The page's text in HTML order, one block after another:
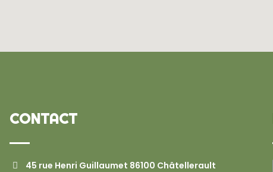
CONTACT
45 rue Henri Guillaumet 86100 Châtellerault